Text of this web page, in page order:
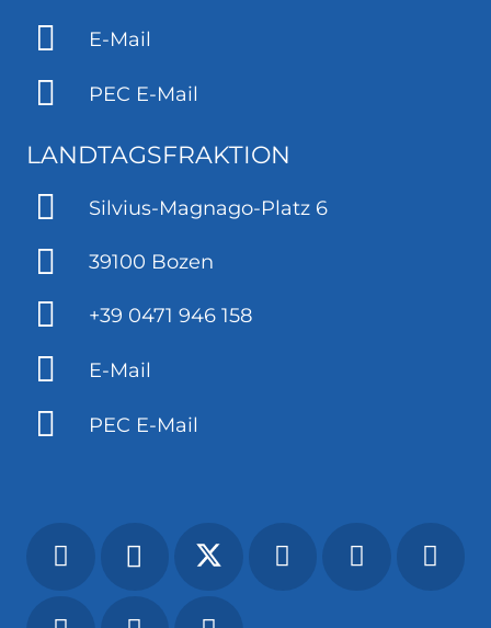
E-Mail
PEC E-Mail
LANDTAGSFRAKTION
Silvius-Magnago-Platz 6
39100 Bozen
+39 0471 946 158
E-Mail
PEC E-Mail